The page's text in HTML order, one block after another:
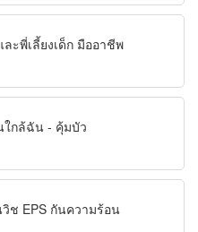
ะพี่เลี้ยงเด็ก มืออาชีพ
กล้ฉัน - คุ้มบัว
ช EPS กันความร้อน